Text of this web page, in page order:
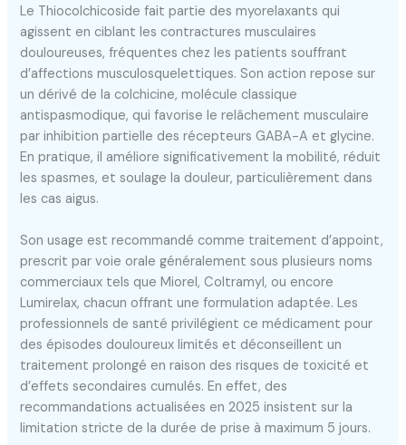
Le Thiocolchicoside fait partie des myorelaxants qui
agissent en ciblant les contractures musculaires
douloureuses, fréquentes chez les patients souffrant
d’affections musculosquelettiques. Son action repose sur
un dérivé de la colchicine, molécule classique
antispasmodique, qui favorise le relâchement musculaire
par inhibition partielle des récepteurs GABA-A et glycine.
En pratique, il améliore significativement la mobilité, réduit
les spasmes, et soulage la douleur, particulièrement dans
les cas aigus.
Son usage est recommandé comme traitement d’appoint,
prescrit par voie orale généralement sous plusieurs noms
commerciaux tels que Miorel, Coltramyl, ou encore
Lumirelax, chacun offrant une formulation adaptée. Les
professionnels de santé privilégient ce médicament pour
des épisodes douloureux limités et déconseillent un
traitement prolongé en raison des risques de toxicité et
d’effets secondaires cumulés. En effet, des
recommandations actualisées en 2025 insistent sur la
limitation stricte de la durée de prise à maximum 5 jours.